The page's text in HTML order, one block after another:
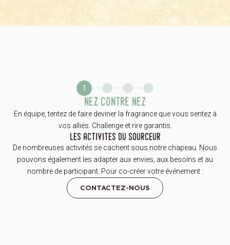
1
nez contre nez
En équipe, tentez de faire deviner la fragrance que vous sentez à
vos alliés. Challenge et rire garantis.
les activites du sourceur
De nombreuses activités se cachent sous notre chapeau. Nous
pouvons également les adapter aux envies, aux besoins et au
nombre de participant. Pour co-créer votre événement :
CONTACTEZ-NOUS